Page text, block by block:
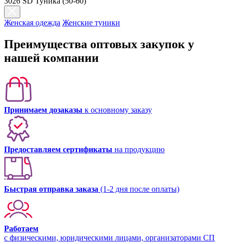
Женская одежда Женские туники
Преимущества оптовых закупок у
нашей компании
Принимаем дозаказы к основному заказу
Предоставляем сертификаты на продукцию
Быстрая отправка заказа (1-2 дня после оплаты)
Работаем
с физическими, юридическими лицами, организаторами СП